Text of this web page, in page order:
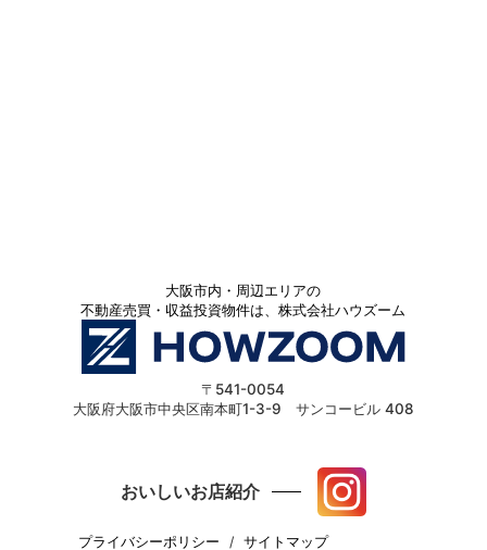
大阪市内・周辺エリアの
不動産売買・収益投資物件は、株式会社ハウズーム
〒541-0054
大阪府大阪市中央区南本町1-3-9 サンコービル 408
おいしいお店紹介
プライバシーポリシー サイトマップ